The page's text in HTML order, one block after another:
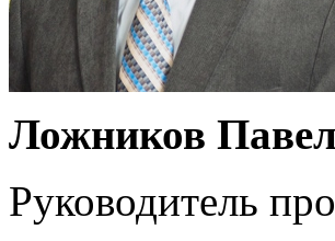
Ложников
Руководитель